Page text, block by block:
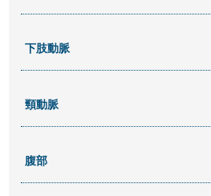
下肢動脈
頸動脈
腹部